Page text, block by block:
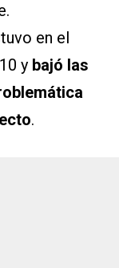
en el
y bajó las
.